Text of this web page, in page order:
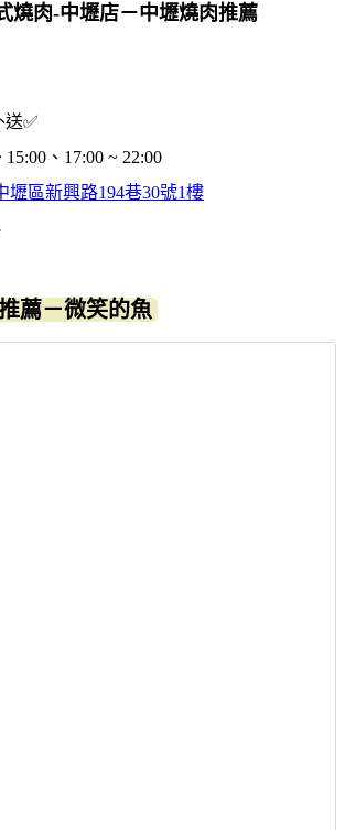
燒肉-中壢店－中壢燒肉推薦
✅
、17:00 ~ 22:00
壢區新興路194巷30號1樓
薦－微笑的魚